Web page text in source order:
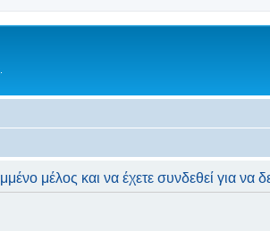
μέλος και να έχετε συνδεθεί για να